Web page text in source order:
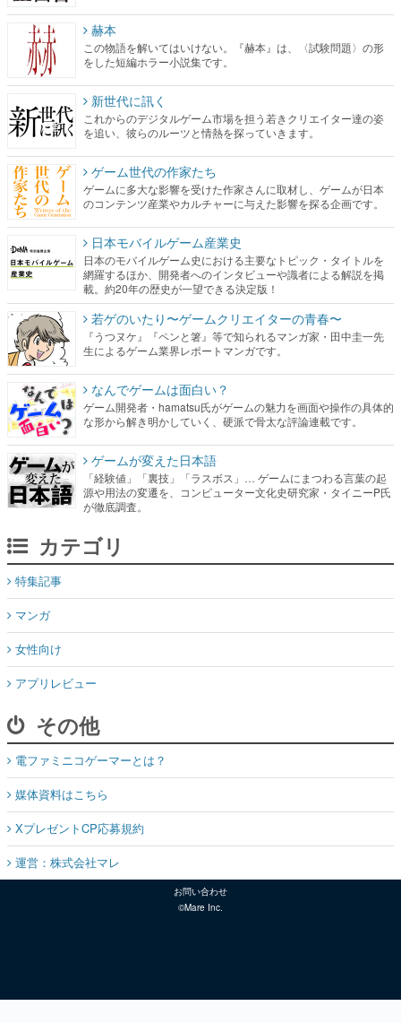
赫本
この物語を解いてはいけない。『赫本』は、〈試験問題〉の形
をした短編ホラー小説集です。
新世代に訊く
これからのデジタルゲーム市場を担う若きクリエイター達の姿
を追い、彼らのルーツと情熱を探っていきます。
ゲーム世代の作家たち
ゲームに多大な影響を受けた作家さんに取材し、ゲームが日本
のコンテンツ産業やカルチャーに与えた影響を探る企画です。
日本モバイルゲーム産業史
日本のモバイルゲーム史における主要なトピック・タイトルを
網羅するほか、開発者へのインタビューや識者による解説を掲
載。約20年の歴史が一望できる決定版！
若ゲのいたり〜ゲームクリエイターの青春〜
『うつヌケ』『ペンと箸』等で知られるマンガ家・田中圭一先
生によるゲーム業界レポートマンガです。
なんでゲームは面白い？
ゲーム開発者・hamatsu氏がゲームの魅力を画面や操作の具体的
な形から解き明かしていく、硬派で骨太な評論連載です。
ゲームが変えた日本語
「経験値」「裏技」「ラスボス」… ゲームにまつわる言葉の起
源や用法の変遷を、コンピューター文化史研究家・タイニーP氏
が徹底調査。
カテゴリ
特集記事
マンガ
女性向け
アプリレビュー
その他
電ファミニコゲーマーとは？
媒体資料はこちら
XプレゼントCP応募規約
運営：株式会社マレ
お問い合わせ
©Mare Inc.